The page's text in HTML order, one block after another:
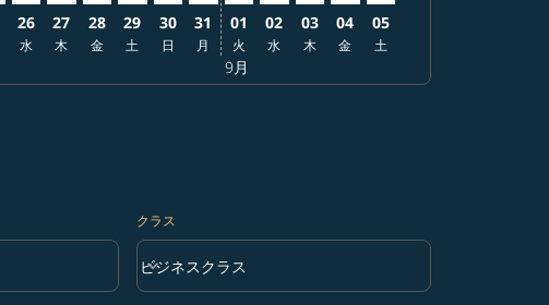
26
水
27
木
28
金
29
土
30
日
31
月
01
火
9月
02
水
03
木
04
金
05
土
クラス
クラス option ビジネスクラス Selected
ビジネスクラス
keyboard_arrow_down